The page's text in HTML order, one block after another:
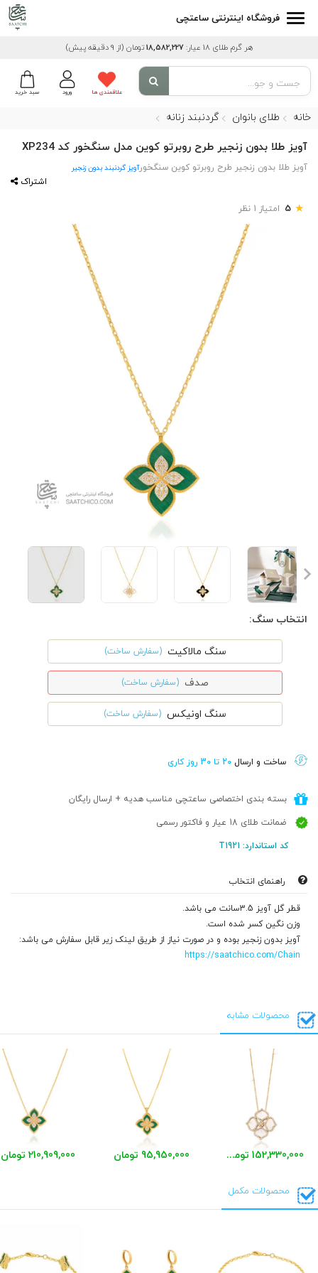
فروشگاه اینترنتی ساعتچی
هر گرم طلای 18 عیار: 18,582,227تومان (از 9 دقیقه پیش)
سبد خرید ورود علاقمندی ها
خانه طلای بانوان گردنبند زنانه
آویز طلا بدون زنجیر طرح روبرتو کوین مدل سنگخور کد XP234
آویز طلا بدون زنجیر طرح روبرتو کوین سنگخورآویز گردنبند بدون زنجیر
اشتراک
★
5 امتیاز 1 نظر
انتخاب سنگ:
سنگ مالاکیت (سفارش ساخت)
صدف (سفارش ساخت)
سنگ اونیکس (سفارش ساخت)
ساخت و ارسال 20 تا 30 روز کاری
بسته بندی اختصاصی ساعتچی مناسب هدیه + ارسال رایگان
ضمانت طلای 18 عیار و فاکتور رسمی
کد استاندارد: T1921
راهنمای انتخاب
قطر گل آویز 3.5سانت می باشد.
وزن نگین کسر شده است.
آویز بدون زنجیر بوده و در صورت نیاز از طریق لینک زیر قابل سفارش می باشد:
https://saatchico.com/Chain
محصولات مشابه
152,330,000 تومان 95,950,000 تومان 210,909,000 تومان
محصولات مکمل